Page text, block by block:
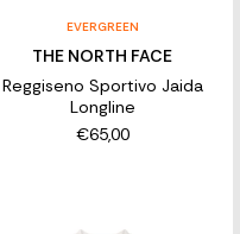
EVERGREEN
THE NORTH FACE
Reggiseno Sportivo Jaida
Longline
€65,00